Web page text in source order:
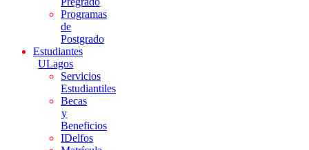
Programas
de
Postgrado
Estudiantes
ULagos
Servicios
Estudiantiles
Becas
y
Beneficios
IDelfos